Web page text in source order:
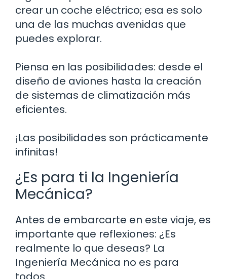
crear un coche eléctrico; esa es solo
una de las muchas avenidas que
puedes explorar.
Piensa en las posibilidades: desde el
diseño de aviones hasta la creación
de sistemas de climatización más
eficientes.
¡Las posibilidades son prácticamente
infinitas!
¿Es para ti la Ingeniería
Mecánica?
Antes de embarcarte en este viaje, es
importante que reflexiones: ¿Es
realmente lo que deseas? La
Ingeniería Mecánica no es para